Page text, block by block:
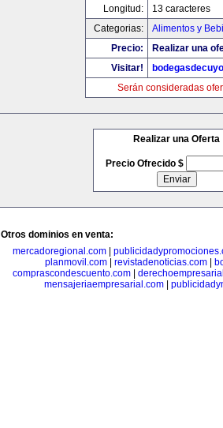
Longitud:
13 caracteres
Categorias:
Alimentos y
Precio:
Realizar una
Visitar!
Serán consideradas
Realizar una Oferta
Precio Ofrecido $
Otros dominios en venta:
mercadoregional.com
planmovil.com| revistadenoticias.com|
comprascondescuento.com
mensajeriaempresarial.com|